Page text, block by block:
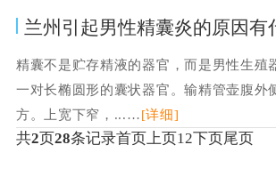
兰州引起男性精囊炎的原因有
精囊不是贮存精液的器官，而是男性生殖
一对长椭圆形的囊状器官。输精管壶腹外
方。上宽下窄，...…[详细]
共2页28条记录首页上页12下页尾页